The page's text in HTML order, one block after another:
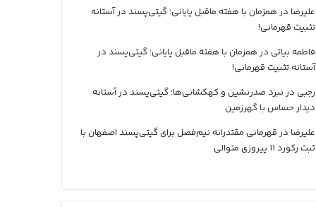
علیرضادر همزمان با هفته ماقبل پایانی؛ گیتی‌پسند در آستانه
تثبیت قهرمانی!
فاطمه بیاتیدر همزمان با هفته ماقبل پایانی؛ گیتی‌پسند در
آستانه تثبیت قهرمانی!
رجبیدر نبرد صدرنشین و کهکشانی‌ها؛ گیتی‌پسند در آستانه
دیدار حساس با گهرزمین
علیرضادر قهرمانی مقتدرانه نیم‌فصل برای گیتی‌پسند اصفهان با
ثبت رکورد ۱۱ پیروزی متوالی